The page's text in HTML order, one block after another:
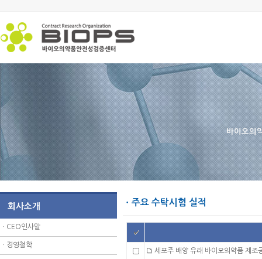
바이오의
회사소개
ㆍ CEO인사말
ㆍ 경영철학
ㆍ주요 수탁시험 실적
세포주 배양 유래 바이오의약품 제